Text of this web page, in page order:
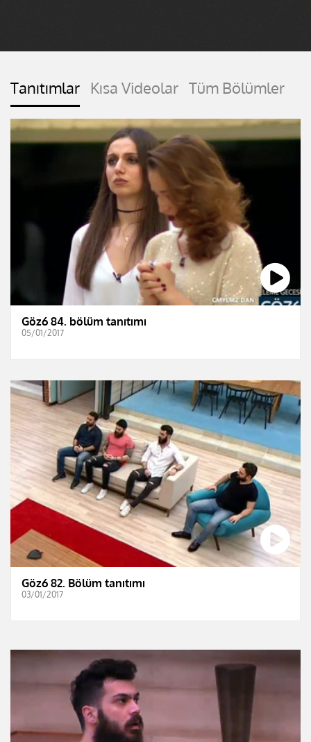
Tanıtımlar Kısa Videolar Tüm Bölümler
Göz6 84. bölüm tanıtımı
05/01/2017
Göz6 82. Bölüm tanıtımı
03/01/2017